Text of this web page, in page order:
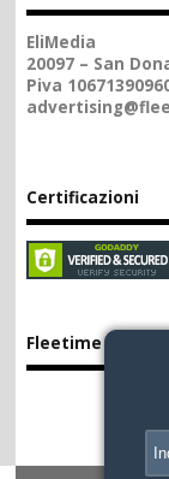
EliMedia
20097 – San
Piva
Certificazioni
Fleetime App